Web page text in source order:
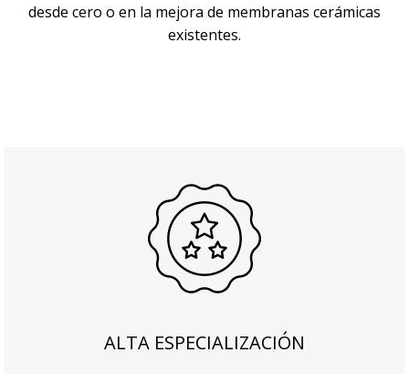
desde cero o en la mejora de membranas cerámicas
existentes.
ALTA ESPECIALIZACIÓN